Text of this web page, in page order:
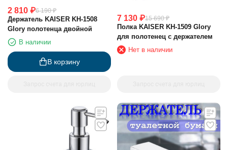
2 810 ₽6 190 ₽
Держатель KAISER KH-1508
Glory полотенца двойной
В наличии
В корзину
7 130 ₽15 690 ₽
Полка KAISER KH-1509 Glory
для полотенец с держателем
Нет в наличии